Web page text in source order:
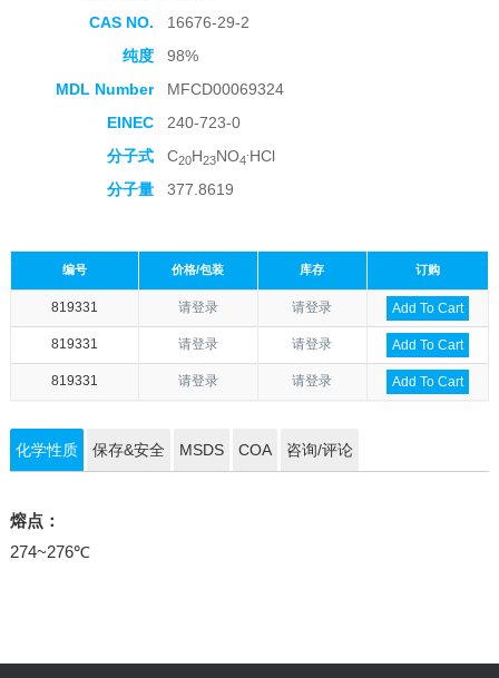
收藏产品
CAS NO.
16676-29-2
纯度
98%
MDL Number
MFCD00069324
EINEC
240-723-0
分子式
C20H23NO4 HCl
分子量
377.8619
编号 价格/包装 库存 订购
819331 请登录 请登录 Add To Cart
819331 请登录 请登录 Add To Cart
819331 请登录 请登录 Add To Cart
化学性质 保存&安全 MSDS COA 咨询/评论
熔点：
274~276℃